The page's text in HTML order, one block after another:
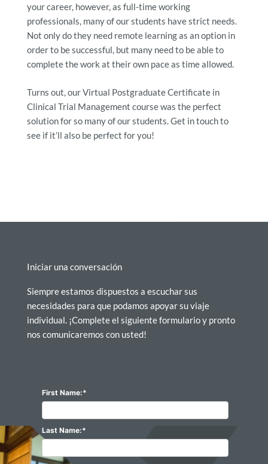
your career,however, as full-time working
professionals, many of our students have strict needs.
Not only do they need remote learning as an option in
order to be successful, but many need to be able to
complete the work at their own pace as time allowed.
Turns out, our Virtual Postgraduate Certificate in
Clinical Trial Management course was the perfect
solution for so many of our students. Get in touch to
see if it’ll also be perfect for you!
Iniciar una conversación
Siempre estamos dispuestos a escuchar sus
necesidades para que podamos apoyar su viaje
individual. ¡Complete el siguiente formulario y pronto
nos comunicaremos con usted!